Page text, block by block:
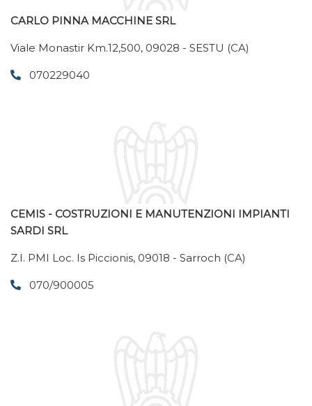
CARLO PINNA MACCHINE SRL
Viale Monastir Km.12,500, 09028 - SESTU (CA)
070229040
CEMIS - COSTRUZIONI E MANUTENZIONI IMPIANTI
SARDI SRL
Z.I. PMI Loc. Is Piccionis, 09018 - Sarroch (CA)
070/900005